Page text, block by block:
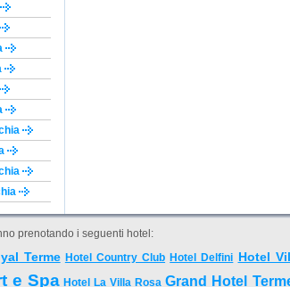
prenotando i seguenti hotel:
Terme Hotel Country Club Hotel Delfini Hotel
e Spa Hotel La Villa Rosa Grand Hotel